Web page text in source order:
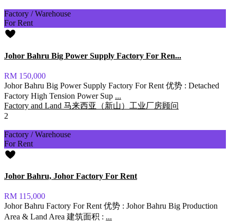
Factory / Warehouse
For Rent
Johor Bahru Big Power Supply Factory For Ren...
RM 150,000
Johor Bahru Big Power Supply Factory For Rent 优势 : Detached
Factory High Tension Power Sup ...
Factory and Land 马来西亚（新山）工业厂房顾问
2
Factory / Warehouse
For Rent
Johor Bahru, Johor Factory For Rent
RM 115,000
Johor Bahru Factory For Rent 优势 : Johor Bahru Big Production
Area & Land Area 建筑面积 : ...